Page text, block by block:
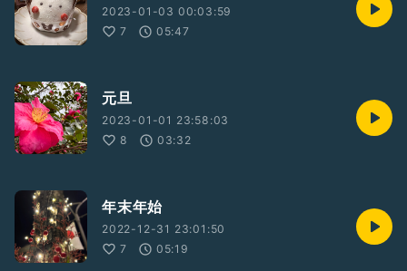
2023-01-03 00:03:59
7
05:47
元旦
2023-01-01 23:58:03
8
03:32
年末年始
2022-12-31 23:01:50
7
05:19